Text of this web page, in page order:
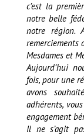
c’est la
notre belle
notre région.
remerciements
Mesdames et
Aujourd’hui
fois, pour une
avons
adhérents,
engagement
Il ne s’agit